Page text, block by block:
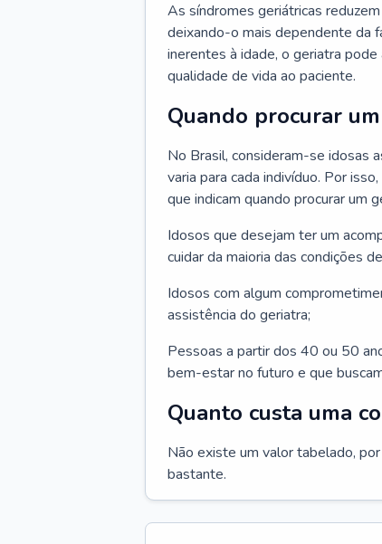
As síndromes geriátricas
deixando-o mais dependente da
inerentes à idade, o geriatra
qualidade de vida ao paciente.
Quando procurar
No Brasil, consideram-se idosas
varia para cada indivíduo. Por
que indicam quando procurar um
Idosos que desejam ter um
cuidar da maioria das condições
Idosos com algum
assistência do geriatra;
Pessoas a partir dos 40 ou 50
bem-estar no futuro e que
Quanto custa uma
Não existe um valor tabelado,
bastante.